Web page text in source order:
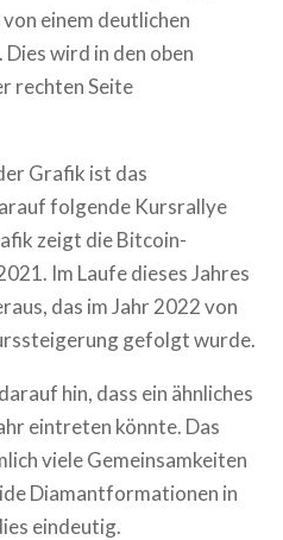
einem deutlichen
wird in den oben
rechten Seite
Grafik ist das
folgende Kursrallye
zeigt die Bitcoin-
Im Laufe dieses Jahres
das im Jahr 2022 von
gefolgt wurde.
hin, dass ein ähnliches
eintreten könnte. Das
viele Gemeinsamkeiten
Diamantformationen in
eindeutig.